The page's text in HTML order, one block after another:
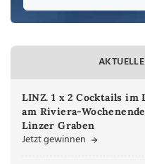
LINZ. 1 x 2 Cocktails im
am Riviera-
Linzer Graben
Jetzt gewinnen